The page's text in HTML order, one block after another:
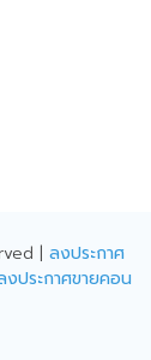
| ลงประกาศ
งประกาศขายคอน